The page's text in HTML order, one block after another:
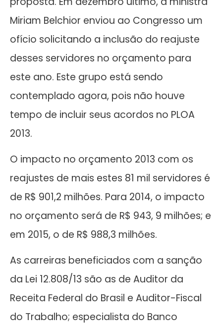
Miriam Belchior enviou ao Congresso um
ofício solicitando a inclusão do reajuste
desses servidores no orçamento para
este ano. Este grupo está sendo
contemplado agora, pois não houve
tempo de incluir seus acordos no PLOA
2013.
O impacto no orçamento 2013 com os
reajustes de mais estes 81 mil servidores é
de R$ 901,2 milhões. Para 2014, o impacto
no orçamento será de R$ 943, 9 milhões; e
em 2015, o de R$ 988,3 milhões.
As carreiras beneficiados com a sanção
da Lei 12.808/13 são as de Auditor da
Receita Federal do Brasil e Auditor-Fiscal
do Trabalho; especialista do Banco